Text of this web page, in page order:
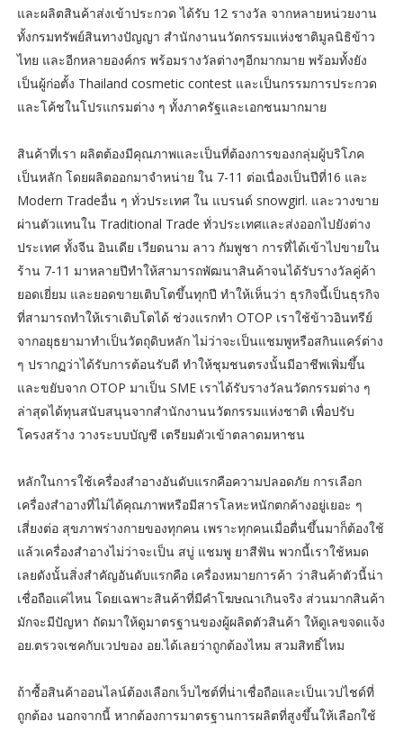
และผลิตสินค้าส่งเข้าประกวด ได้รับ 12 รางวัล จากหลายหน่วยงาน
ทั้งกรมทรัพย์สินทางปัญญา สํานักงานนวัตกรรมแห่งชาติมูลนิธิข้าว
ไทย และอีกหลายองค์กร พร้อมรางวัลต่างๆอีกมากมาย พร้อมทั้งยัง
เป็นผู้ก่อตั้ง Thailand cosmetic contest และเป็นกรรมการประกวด
และโค้ชในโปรแกรมต่าง ๆ ทั้งภาครัฐและเอกชนมากมาย
สินค้าที่เรา ผลิตต้องมีคุณภาพและเป็นที่ต้องการของกลุ่มผู้บริโภค
เป็นหลัก โดยผลิตออกมาจำหน่าย ใน 7-11 ต่อเนื่องเป็นปีที่16 และ
Modern Tradeอื่น ๆ ทั่วประเทศ ใน แบรนด์ snowgirl. และวางขาย
ผ่านตัวแทนใน Traditional Trade ทั่วประเทศและส่งออกไปยังต่าง
ประเทศ ทั้งจีน อินเดีย เวียดนาม ลาว กัมพูชา การที่ได้เข้าไปขายใน
ร้าน 7-11 มาหลายปีทำให้สามารถพัฒนาสินค้าจนได้รับรางวัลคู่ค้า
ยอดเยี่ยม และยอดขายเติบโตขึ้นทุกปี ทำให้เห็นว่า ธุรกิจนี้เป็นธุรกิจ
ที่สามารถทำให้เราเติบโตได้ ช่วงแรกทำ OTOP เราใช้ข้าวอินทรีย์
จากอยุธยามาทำเป็นวัตถุดิบหลัก ไม่ว่าจะเป็นแชมพูหรือสกินแคร์ต่าง
ๆ ปรากฏว่าได้รับการต้อนรับดี ทำให้ชุมชนตรงนั้นมีอาชีพเพิ่มขึ้น
และขยับจาก OTOP มาเป็น SME เราได้รับรางวัลนวัตกรรมต่าง ๆ
ล่าสุดได้ทุนสนับสนุนจากสำนักงานนวัตกรรมแห่งชาติ เพื่อปรับ
โครงสร้าง วางระบบบัญชี เตรียมตัวเข้าตลาดมหาชน
หลักในการใช้เครื่องสำอางอันดับแรกคือความปลอดภัย การเลือก
เครื่องสำอางที่ไม่ได้คุณภาพหรือมีสารโลหะหนักตกค้างอยู่เยอะ ๆ
เสี่ยงต่อ สุขภาพร่างกายของทุกคน เพราะทุกคนเมื่อตื่นขึ้นมาก็ต้องใช้
แล้วเครื่องสำอางไม่ว่าจะเป็น สบู่ แชมพู ยาสีฟัน พวกนี้เราใช้หมด
เลยดังนั้นสิ่งสำคัญอันดับแรกคือ เครื่องหมายการค้า ว่าสินค้าตัวนี้น่า
เชื่อถือแค่ไหน โดยเฉพาะสินค้าที่มีคำโฆษณาเกินจริง ส่วนมากสินค้า
มักจะมีปัญหา ถัดมาให้ดูมาตรฐานของผู้ผลิตตัวสินค้า ให้ดูเลขจดแจ้ง
อย.ตรวจเชคกับเวปของ อย.ได้เลยว่าถูกต้องไหม สวมสิทธิ์ไหม
ถ้าซื้อสินค้าออนไลน์ต้องเลือกเว็บไซต์ที่น่าเชื่อถือและเป็นเวปไชด์ที่
ถูกต้อง นอกจากนี้ หากต้องการมาตรฐานการผลิตที่สูงขึ้นให้เลือกใช้